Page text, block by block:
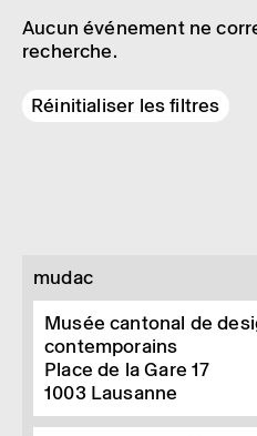
Aucun événement ne
recherche.
Réinitialiser les filtres
mudac
Musée cantonal de
contemporains
Place de la Gare 17
1003 Lausanne